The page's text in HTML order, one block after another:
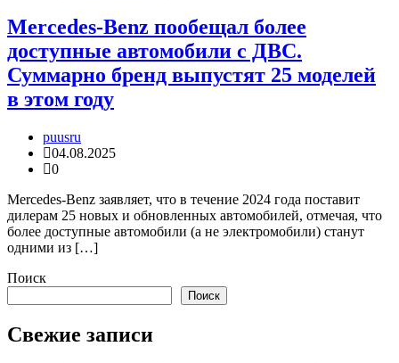
Mercedes-Benz пообещал более
доступные автомобили с ДВС.
Суммарно бренд выпустят 25 моделей
в этом году
puusru
04.08.2025
0
Mercedes-Benz заявляет, что в течение 2024 года поставит
дилерам 25 новых и обновленных автомобилей, отмечая, что
более доступные автомобили (а не электромобили) станут
одними из […]
Поиск
Поиск
Свежие записи